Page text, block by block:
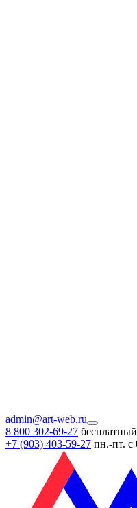
admin@art-web.ru
8 800 302-69-27
+7 (903) 403-59-27 пн.-пт. с